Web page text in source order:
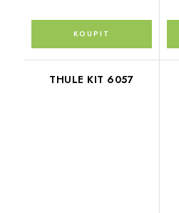
THULE KIT 6057